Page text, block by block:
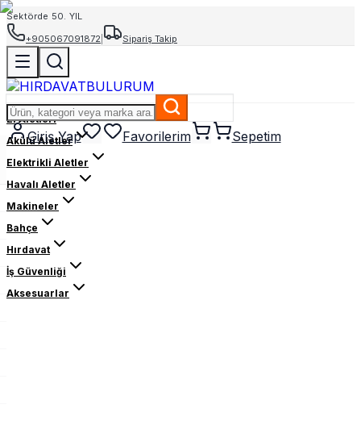
Sektörde 50. YIL
+905067091872
Sipariş Takip
Giriş Yap Favorilerim Sepetim
El Aletleri
Akülü Aletler
Elektrikli Aletler
Havalı Aletler
Makineler
Bahçe
Hırdavat
İş Güvenliği
Aksesuarlar